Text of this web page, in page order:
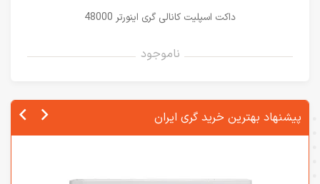
داکت اسپلیت کانالی گری اینورتر 48000
ناموجود
پیشنهاد بهترین خرید گری ایران